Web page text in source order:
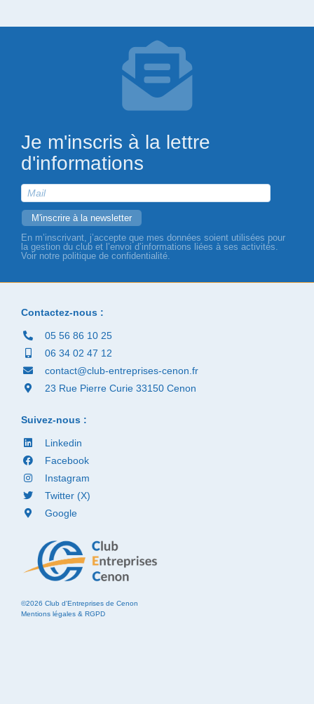
Je m'inscris à la lettre
d'informations
En m’inscrivant, j’accepte que mes données soient utilisées pour
la gestion du club et l’envoi d’informations liées à ses activités.
Voir notre politique de confidentialité.
©2026 Club d'Entreprises de Cenon
Mentions légales & RGPD
Contactez-nous :
05 56 86 10 25
06 34 02 47 12
contact@club-entreprises-cenon.fr
23 Rue Pierre Curie 33150 Cenon
Suivez-nous :
Linkedin
Facebook
Instagram
Twitter (X)
Google